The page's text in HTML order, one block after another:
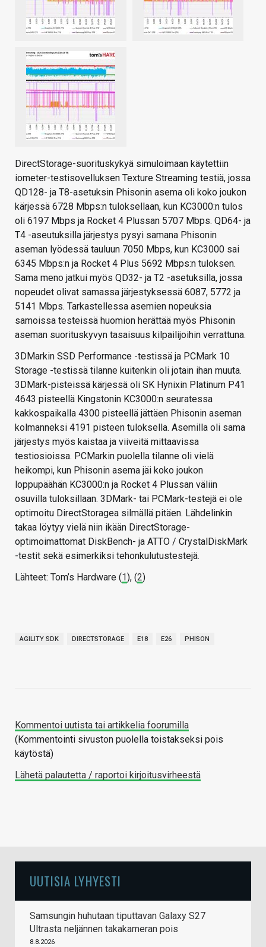
DirectStorage-suorituskykyä simuloimaan käytettiin
iometer-testisovelluksen Texture Streaming testiä, jossa
QD128- ja T8-asetuksin Phisonin asema oli koko joukon
kärjessä 6728 Mbps:n tuloksellaan, kun KC3000:n tulos
oli 6197 Mbps ja Rocket 4 Plussan 5707 Mbps. QD64- ja
T4 -aseutuksilla järjestys pysyi samana Phisonin
aseman lyödessä tauluun 7050 Mbps, kun KC3000 sai
6345 Mbps:n ja Rocket 4 Plus 5692 Mbps:n tuloksen.
Sama meno jatkui myös QD32- ja T2 -asetuksilla, jossa
nopeudet olivat samassa järjestyksessä 6087, 5772 ja
5141 Mbps. Tarkastellessa asemien nopeuksia
samoissa testeissä huomion herättää myös Phisonin
aseman suorituskyvyn tasaisuus kilpailijoihin verrattuna.
3DMarkin SSD Performance -testissä ja PCMark 10
Storage -testissä tilanne kuitenkin oli jotain ihan muuta.
3DMark-pisteissä kärjessä oli SK Hynixin Platinum P41
4643 pisteellä Kingstonin KC3000:n seuratessa
kakkospaikalla 4300 pisteellä jättäen Phisonin aseman
kolmanneksi 4191 pisteen tuloksella. Asemilla oli sama
järjestys myös kaistaa ja viiveitä mittaavissa
testiosioissa. PCMarkin puolella tilanne oli vielä
heikompi, kun Phisonin asema jäi koko joukon
loppupäähän KC3000:n ja Rocket 4 Plussan väliin
osuvilla tuloksillaan. 3DMark- tai PCMark-testejä ei ole
optimoitu DirectStoragea silmällä pitäen. Lähdelinkin
takaa löytyy vielä niin ikään DirectStorage-
optimoimattomat DiskBench- ja ATTO / CrystalDiskMark
-testit sekä esimerkiksi tehonkulutustestejä.
Lähteet: Tom’s Hardware (1), (2)
AGILITY SDK DIRECTSTORAGE E18 E26 PHISON
Kommentoi uutista tai artikkelia foorumilla
(Kommentointi sivuston puolella toistakseksi pois
käytöstä)
Lähetä palautetta / raportoi kirjoitusvirheestä
UUTISIA LYHYESTI
Samsungin huhutaan tiputtavan Galaxy S27
Ultrasta neljännen takakameran pois
8.8.2026